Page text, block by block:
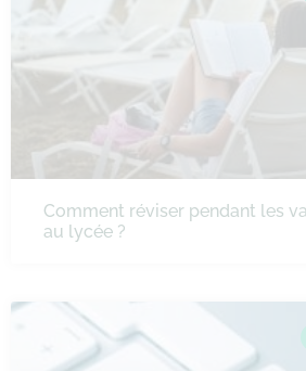
Comment réviser pendant les
au lycée ?